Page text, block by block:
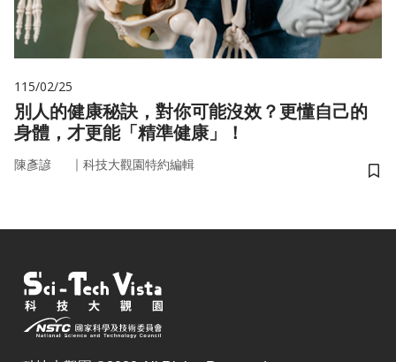
115/02/25
別人的健康秘訣，對你可能沒效？更懂自己的
身體，才更能「精準健康」！
陳彥諺 ｜ 科技大觀園特約編輯
儲